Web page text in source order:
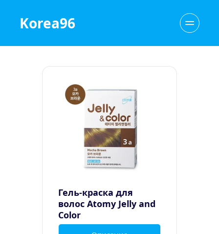
Korea96
Гель-краска для
волос Atomy Jelly and
Color